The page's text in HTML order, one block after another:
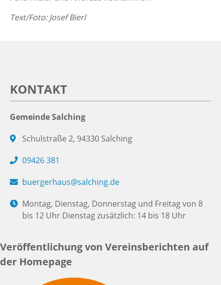
Text/Foto: Josef Bierl
KONTAKT
Gemeinde Salching
Schulstraße 2, 94330 Salching
09426 381
buergerhaus@salching.de
Montag, Dienstag, Donnerstag und Freitag von 8
bis 12 Uhr Dienstag zusätzlich: 14 bis 18 Uhr
Veröffentlichung von Vereinsberichten auf
der Homepage